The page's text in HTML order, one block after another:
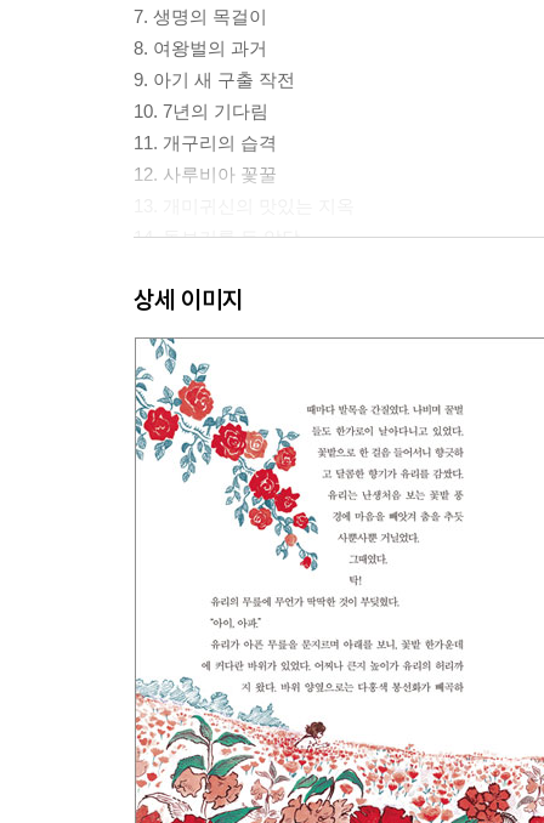
7. 생명의 목걸이
8. 여왕벌의 과거
9. 아기 새 구출 작전
10. 7년의 기다림
11. 개구리의 습격
12. 사루비아 꽃꿀
14. 돋보기를 든 악당
16. 잠자리 소년의 꿈
18. 배를 띄워라
19. 목걸이 도둑
20. 행복할까?
21. 이별 선물
상세 이미지